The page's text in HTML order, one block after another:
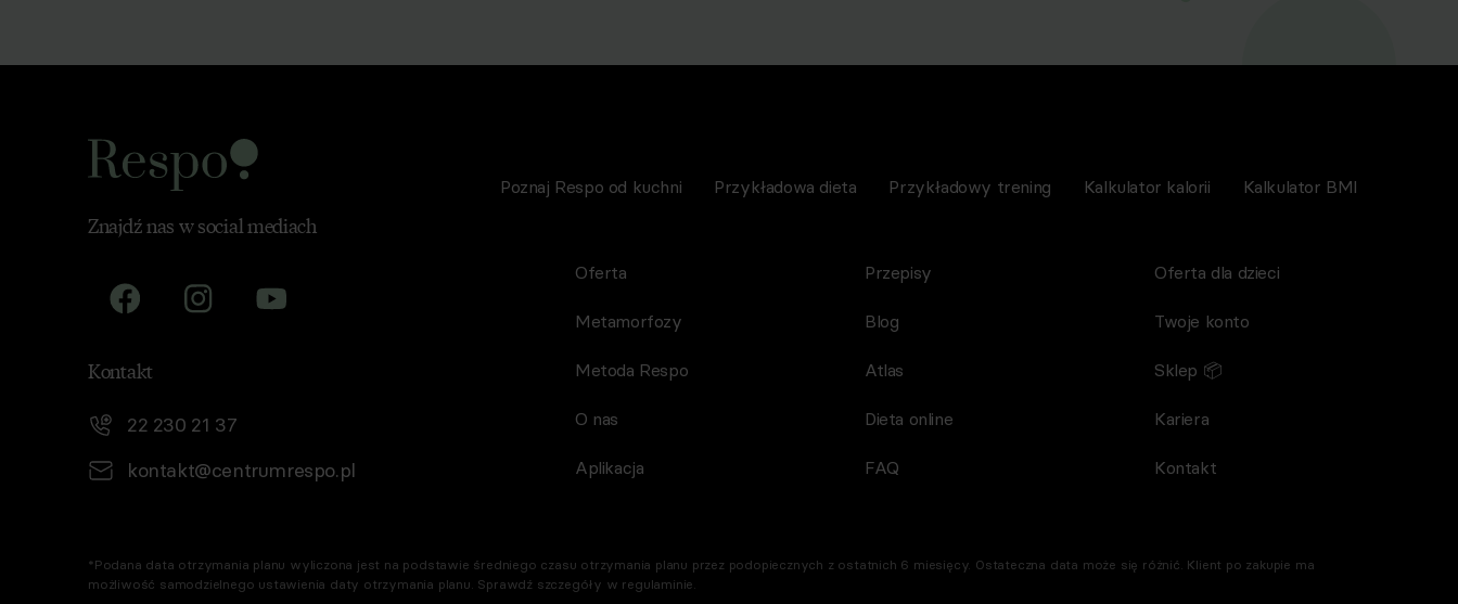
TRADE sp. z o.o.)
Poznaj Respo od kuchni Przykładowa dieta Przykładowy trening Kalkulator kalorii Kalkulator BMI
Znajdź nas w social mediach
Kontakt
22 230 21 37
kontakt@centrumrespo.pl
Oferta
Metamorfozy
Metoda Respo
O nas
Aplikacja
Przepisy
Blog
Atlas
Dieta online
FAQ
Oferta dla dzieci
Twoje konto
Sklep 📦
Kariera
Kontakt
*Podana data otrzymania planu wyliczona jest na podstawie średniego czasu otrzymania planu przez podopiecznych z ostatnich 6 miesięcy. Ostateczna data może się różnić. Klient po zakupie ma
możliwość samodzielnego ustawienia daty otrzymania planu. Sprawdź szczegóły w regulaminie.